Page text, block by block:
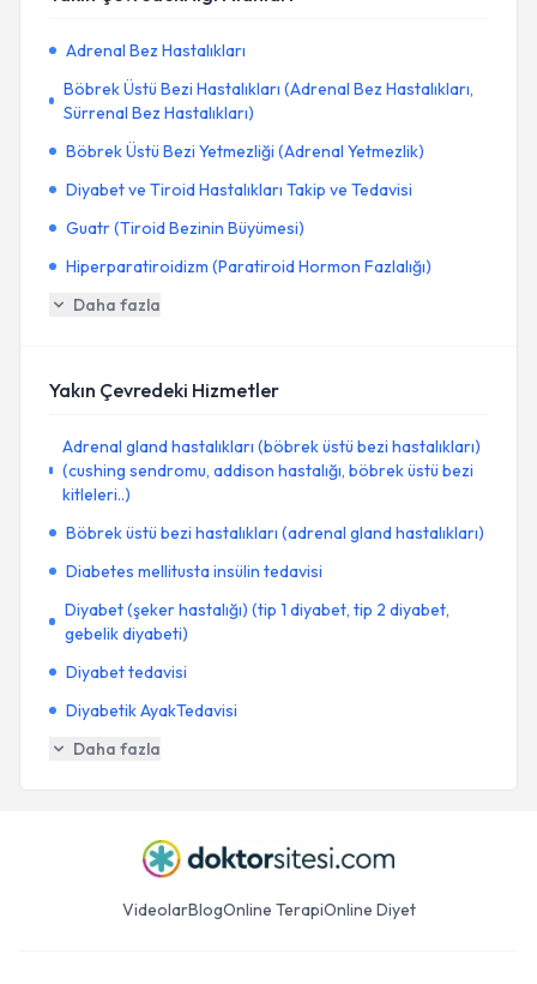
Adrenal Bez Hastalıkları
Böbrek Üstü Bezi Hastalıkları (Adrenal Bez Hastalıkları,
Sürrenal Bez Hastalıkları)
Böbrek Üstü Bezi Yetmezliği (Adrenal Yetmezlik)
Diyabet ve Tiroid Hastalıkları Takip ve Tedavisi
Guatr (Tiroid Bezinin Büyümesi)
Hiperparatiroidizm (Paratiroid Hormon Fazlalığı)
Daha fazla
Yakın Çevredeki Hizmetler
Adrenal gland hastalıkları (böbrek üstü bezi hastalıkları)
(cushing sendromu, addison hastalığı, böbrek üstü bezi
kitleleri..)
Böbrek üstü bezi hastalıkları (adrenal gland hastalıkları)
Diabetes mellitusta insülin tedavisi
Diyabet (şeker hastalığı) (tip 1 diyabet, tip 2 diyabet,
gebelik diyabeti)
Diyabet tedavisi
Diyabetik AyakTedavisi
Daha fazla
VideolarBlogOnline TerapiOnline Diyet